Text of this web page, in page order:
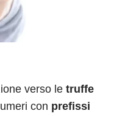
verso le truffe
con prefissi